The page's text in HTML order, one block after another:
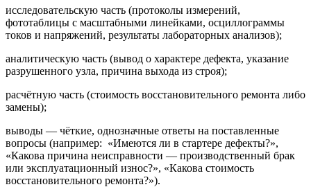
исследовательскую часть (протоколы измерений,
фототаблицы с масштабными линейками, осциллограммы
токов и напряжений, результаты лабораторных анализов);
аналитическую часть (вывод о характере дефекта, указание
разрушенного узла, причина выхода из строя);
расчётную часть (стоимость восстановительного ремонта либо
замены);
выводы — чёткие, однозначные ответы на поставленные
вопросы (например: «Имеются ли в стартере дефекты?»,
«Какова причина неисправности — производственный брак
или эксплуатационный износ?», «Какова стоимость
восстановительного ремонта?»).